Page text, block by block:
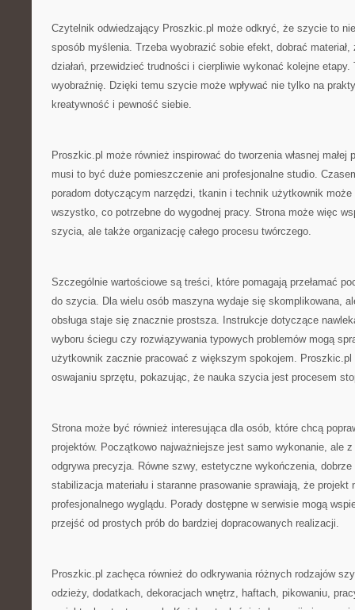
Czytelnik odwiedzający Proszkic.pl może odkryć, że szycie to
sposób myślenia. Trzeba wyobrazić sobie efekt, dobrać materiał,
działań, przewidzieć trudności i cierpliwie wykonać kolejne
wyobraźnię. Dzięki temu szycie może wpływać nie tylko na
kreatywność i pewność siebie.
Proszkic.pl może również inspirować do tworzenia własnej małej
musi to być duże pomieszczenie ani profesjonalne studio.
poradom dotyczącym narzędzi, tkanin i technik użytkownik może
wszystko, co potrzebne do wygodnej pracy. Strona może więc
szycia, ale także organizację całego procesu twórczego.
Szczególnie wartościowe są treści, które pomagają przełamać
do szycia. Dla wielu osób maszyna wydaje się skomplikowana,
obsługa staje się znacznie prostsza. Instrukcje dotyczące
wyboru ściegu czy rozwiązywania typowych problemów mogą
użytkownik zacznie pracować z większym spokojem.
oswajaniu sprzętu, pokazując, że nauka szycia jest procesem
Strona może być również interesująca dla osób, które chcą
projektów. Początkowo najważniejsze jest samo wykonanie, ale
odgrywa precyzja. Równe szwy, estetyczne wykończenia, dobrze
stabilizacja materiału i staranne prasowanie sprawiają, że projekt
profesjonalnego wyglądu. Porady dostępne w serwisie mogą
przejść od prostych prób do bardziej dopracowanych realizacji.
Proszkic.pl zachęca również do odkrywania różnych rodzajów
odzieży, dodatkach, dekoracjach wnętrz, haftach, pikowaniu,